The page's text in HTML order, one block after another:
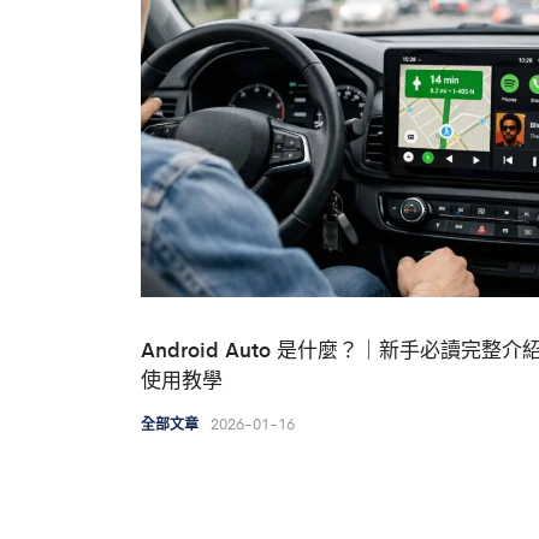
Android Auto 是什麼？｜新手必讀完整介
使用教學
全部文章 2026-01-16